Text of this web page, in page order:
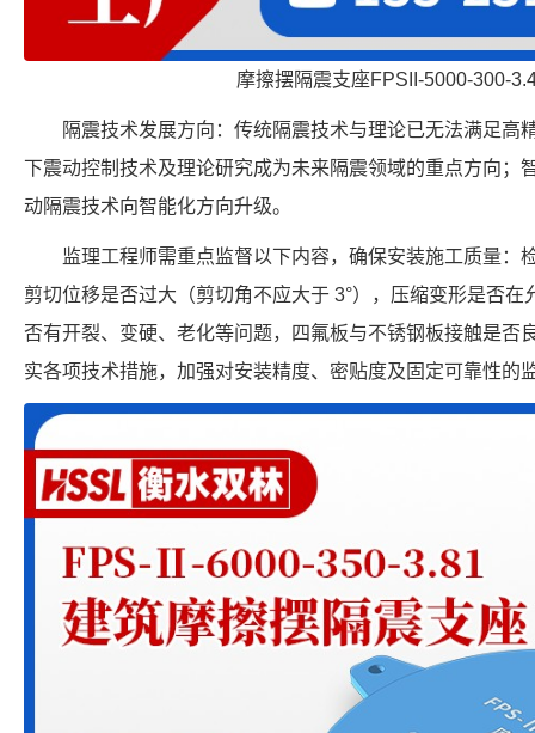
摩擦摆隔震支座FPSII-5000-300-
隔震技术发展方向：传统隔震技术与理论已无法满足高
下震动控制技术及理论研究成为未来隔震领域的重点方向；
动隔震技术向智能化方向升级。
监理工程师需重点监督以下内容，确保安装施工质量：
剪切位移是否过大（剪切角不应大于 3°），压缩变形是否
否有开裂、变硬、老化等问题，四氟板与不锈钢板接触是否
实各项技术措施，加强对安装精度、密贴度及固定可靠性的